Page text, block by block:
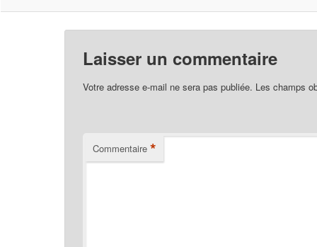
Laisser un commentaire
Votre adresse e-mail ne sera pas publiée. Les champs
Commentaire *